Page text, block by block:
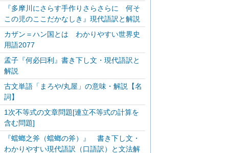
『多摩川にさらす手作りさらさらに 何そ
この児のここだかなしき』現代語訳と解説
カザン＝ハン国とは わかりやすい世界史
用語2077
孟子『何必曰利』書き下し文・現代語訳と
解説
古文単語「まろや/丸屋」の意味・解説【名
詞】
1次不等式の文章問題[連立不等式の計算を
含む問題]
『蟷螂之斧（蟷螂の斧）』 書き下し文・
わかりやすい現代語訳（口語訳）と文法解